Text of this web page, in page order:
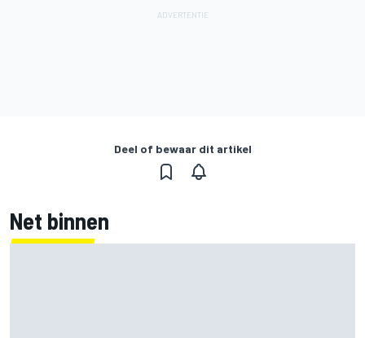
Deel of bewaar dit artikel
Net binnen